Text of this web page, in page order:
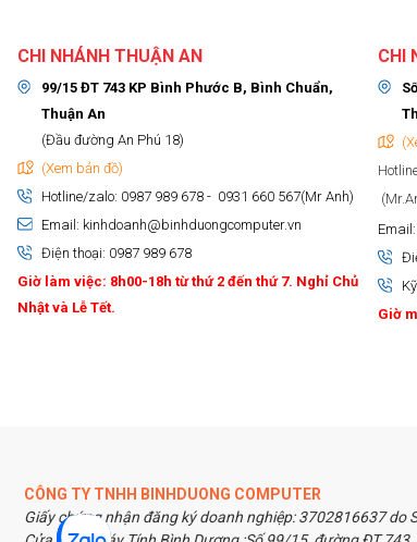
CHI NHÁNH THUẬN AN
99/15 ĐT 743 KP Bình Phước B, Bình Chuẩn,
Thuận An
(Đầu đường An Phú 18)
(Xem bản đồ)
Hotline/zalo: 0987 989 678 - 0931 660 567(Mr Anh)
Email: kinhdoanh@binhduongcomputer.vn
Điện thoại: 0987 989 678
Giờ làm việc: 8h00-18h từ thứ 2 đến thứ 7. Nghỉ Chủ
Nhật và Lễ Tết.
CHI
Giờ
CÔNG TY TNHH BINHDUONG COMPUTER
Giấy chứng nhận đăng ký doanh nghiệp: 3702816637 do